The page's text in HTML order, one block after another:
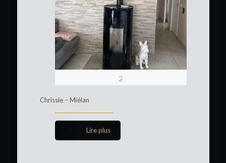
2
Chrissie – Miélan
Lire plus